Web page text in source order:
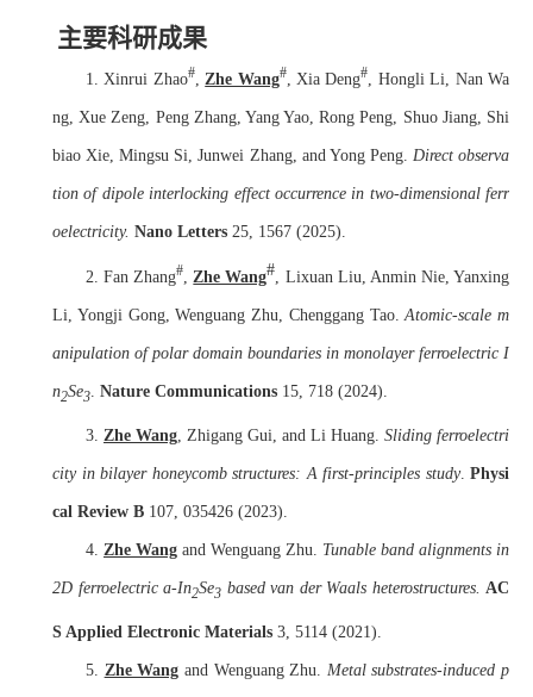
主要科研成果
1. Xinrui Zhao#,Zhe Wang#, Xia Deng#, Hongli Li, Nan Wa
ng, Xue Zeng, Peng Zhang, Yang Yao, Rong Peng, Shuo Jiang, Shi
biao Xie, Mingsu Si, Junwei Zhang, and Yong Peng. Direct observa
tion of dipole interlocking effect occurrence in two-dimensional ferr
oelectricity. Nano Letters 25, 1567 (2025).
2. Fan Zhang# Zhe Wang# , Lixuan Liu, Anmin Nie, Yanxing
Li, Yongji Gong, Wenguang Zhu, Chenggang Tao.Atomic-scale m
anipulation of polar domain boundaries in monolayer ferroelectric I
n2Se3 Nature Communications 15, 718 (2024).
3. Zhe Wang Zhigang Gui, and Li Huang. Sliding ferroelectri
city in bilayer honeycomb structures: A first-principles study. Physi
cal Review B 107, 035426 (2023).
4. Zhe Wang and Wenguang Zhu. Tunable band alignments in
2D ferroelectric a-In2Se3 based van der Waals heterostructures. AC
S Applied Electronic Materials 3, 5114 (2021).
5. Zhe Wang and Wenguang Zhu. Metal substrates-induced p